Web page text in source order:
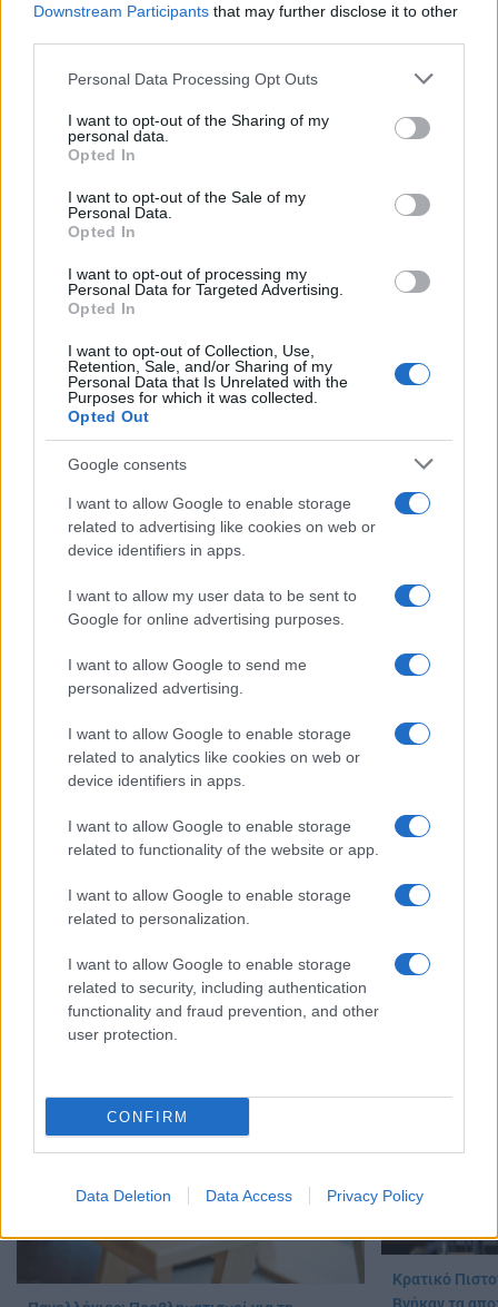
Downstream Participants that may further disclose it to other
Please note that this website/app uses one or more Google
not limited to your visit or usage behaviour. You may click to
grant or deny consent to Google and its third-party tags to
use your data for below specified purposes in below Google
consent section.
Personal Data Processing Opt Outs
I want to opt-out of the Sharing of my
personal data.
Opted In
I want to opt-out of the Sale of my
Personal Data.
Opted In
I want to opt-out of processing my
Personal Data for Targeted Advertising.
Opted In
I want to opt-out of Collection, Use,
Retention, Sale, and/or Sharing of my
Personal Data that Is Unrelated with the
Purposes for which it was collected.
Opted Out
Google consents
I want to allow Google to enable storage
related to advertising like cookies on web or
device identifiers in apps.
I want to allow my user data to be sent to
Google for online advertising purposes.
I want to allow Google to send me
personalized advertising.
I want to allow Google to enable storage
related to analytics like cookies on web or
device identifiers in apps.
I want to allow Google to enable storage
related to functionality of the website or app.
I want to allow Google to enable storage
related to personalization.
I want to allow Google to enable storage
related to security, including authentication
functionality and fraud prevention, and other
user protection.
CONFIRM
Data Deletion Data Access Privacy Policy
μηχανογραφικό
TελευταίεςΕιδήσειςγια την Παιδεία και την
Στην Κατηγορία:ΕΙΔΗΣΕΙΣ
ΜΗΧΑΝΟΓΡΑΦΙΚΟ 2025
ΠΑΝΕΛΛΑΔΙΚΕΣ
ΔΙΑΒΑΣΤΕ ΑΚΟΜΑ
Κρατικό